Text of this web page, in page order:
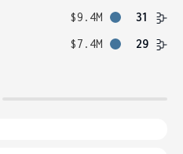
$9.4M
31
$7.4M 29